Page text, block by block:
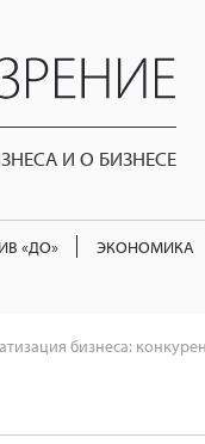
И О БИЗНЕСЕ
«ДО» ЭКОНОМИКА
бизнеса: